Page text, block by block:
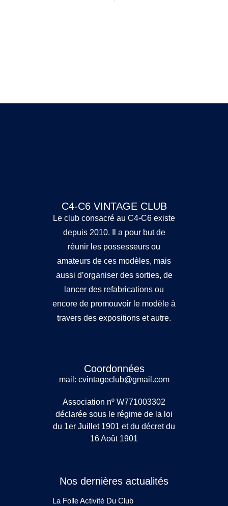
C4-C6 VINTAGE CLUB
Le club consacré au C4-C6 existe
depuis 2010. Il a pour but de
réunir les possesseurs ou
amateurs de ces modèles, mais
aussi d’organiser des sorties, de
lancer des refabrications ou
encore de promouvoir le modèle à
travers des expositions et autre.
Coordonnées
mail: cvintageclub@gmail.com
Association nº W771003302
déclarée sous le régime de la loi
du 1er Juillet 1901 et du décret du
16 Août 1901
Nos dernières actualités
La Folle Activité Du Club